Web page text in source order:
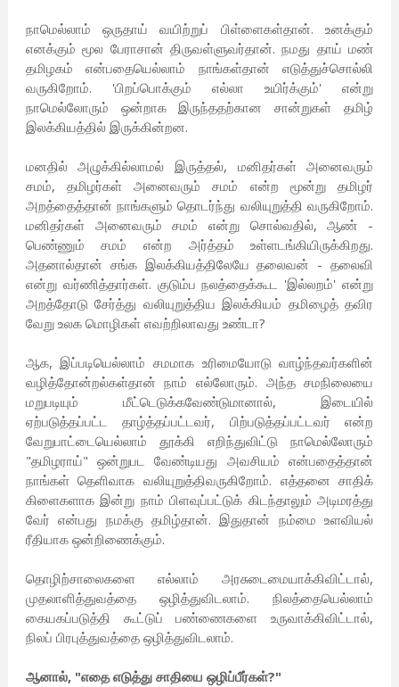
நாமெல்லாம் ஒருதாய் வயிற்றுப் பிள்ளைகள்தான். உனக்கும்
எனக்கும் மூல பேராசான் திருவள்ளுவர்தான். நமது தாய் மண்
தமிழகம் என்பதையெல்லாம் நாங்கள்தான் எடுத்துச்சொல்லி
வருகிறோம். 'பிறப்பொக்கும் எல்லா உயிர்க்கும்' என்று
நாமெல்லோரும் ஒன்றாக இருந்ததற்கான சான்றுகள் தமிழ்
இலக்கியத்தில் இருக்கின்றன.
மனதில் அழுக்கில்லாமல் இருத்தல், மனிதர்கள் அனைவரும்
சமம், தமிழர்கள் அனைவரும் சமம் என்ற மூன்று தமிழர்
அறத்தைத்தான் நாங்களும் தொடர்ந்து வலியுறுத்தி வருகிறோம்.
மனிதர்கள் அனைவரும் சமம் என்று சொல்வதில், ஆண் -
பெண்ணும் சமம் என்ற அர்த்தம் உள்ளடங்கியிருக்கிறது.
அதனால்தான் சங்க இலக்கியத்திலேயே தலைவன் - தலைவி
என்று வர்ணித்தார்கள். குடும்ப நலத்தைக்கூட 'இல்லறம்' என்று
அறத்தோடு சேர்த்து வலியுறுத்திய இலக்கியம் தமிழைத் தவிர
வேறு உலக மொழிகள் எவற்றிலாவது உண்டா?
ஆக, இப்படியெல்லாம் சமமாக உரிமையோடு வாழ்ந்தவர்களின்
வழித்தோன்றல்கள்தான் நாம் எல்லோரும். அந்த சமநிலையை
மறுபடியும் மீட்டெடுக்கவேண்டுமானால், இடையில்
ஏற்படுத்தப்பட்ட தாழ்த்தப்பட்டவர், பிற்படுத்தப்பட்டவர் என்ற
வேறுபாட்டையெல்லாம் தூக்கி எறிந்துவிட்டு நாமெல்லோரும்
"தமிழராய்" ஒன்றுபட வேண்டியது அவசியம் என்பதைத்தான்
நாங்கள் தெளிவாக வலியுறுத்திவருகிறோம். எத்தனை சாதிக்
கிளைகளாக இன்று நாம் பிளவுப்பட்டுக் கிடந்தாலும் அடிமரத்து
வேர் என்பது நமக்கு தமிழ்தான். இதுதான் நம்மை உளவியல்
ரீதியாக ஒன்றிணைக்கும்.
தொழிற்சாலைகளை எல்லாம் அரசுடைமையாக்கிவிட்டால்,
முதலாளித்துவத்தை ஒழித்துவிடலாம். நிலத்தையெல்லாம்
கையகப்படுத்தி கூட்டுப் பண்ணைகளை உருவாக்கிவிட்டால்,
நிலப் பிரபுத்துவத்தை ஒழித்துவிடலாம்.
ஆனால், "எதை எடுத்து சாதியை ஒழிப்பீர்கள்?"